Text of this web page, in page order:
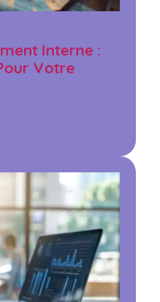
Interne :
Votre